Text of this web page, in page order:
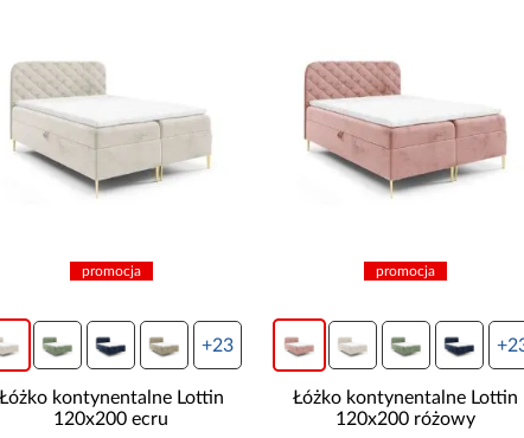
promocja
+23
Łóżko kontynentalne Lottin
120x200 różowy
promocja
Łóżko kontynentalne Lottin
120x200 brązowy